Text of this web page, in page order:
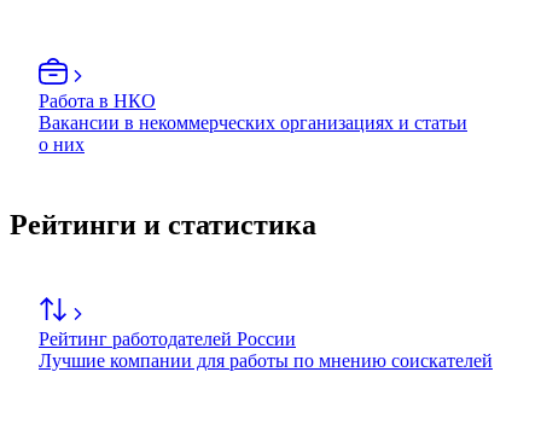
Работа в НКО
Вакансии в некоммерческих организациях и статьи
о них
Рейтинги и статистика
Рейтинг работодателей России
Лучшие компании для работы по мнению соискателей